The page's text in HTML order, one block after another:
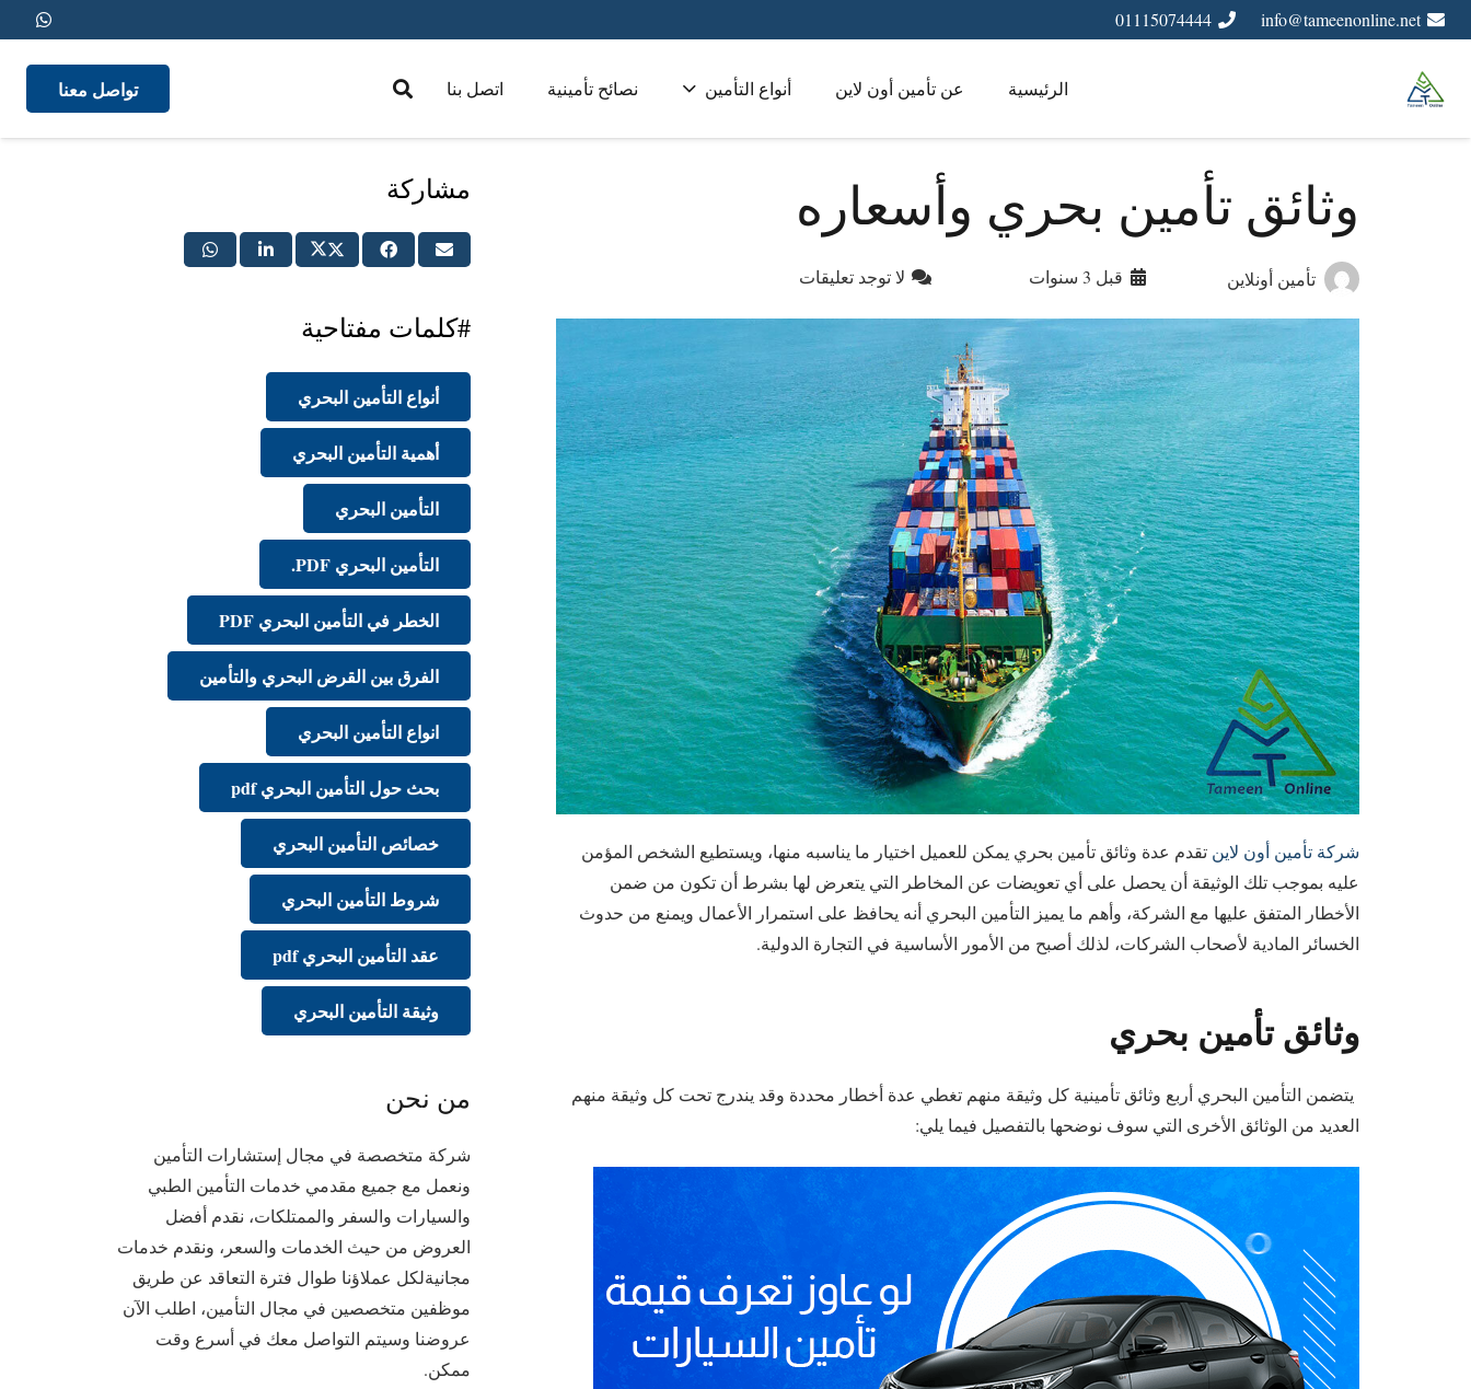
info@tameenonline.net
01115074444
الرئيسية عن تأمين أون لاين أنواع التأمين نصائح تأمينية اتصل بنا تواصل معنا
وثائق تأمين بحري وأسعاره
تأمين أونلاين قبل 3 سنوات لا توجد تعليقات
شركة تأمين أون لاين تقدم عدة وثائق تأمين بحري يمكن للعميل اختيار ما يناسبه منها، ويستطيع الشخص المؤمن
عليه بموجب تلك الوثيقة أن يحصل على أي تعويضات عن المخاطر التي يتعرض لها بشرط أن تكون من ضمن
الأخطار المتفق عليها مع الشركة، وأهم ما يميز التأمين البحري أنه يحافظ على استمرار الأعمال ويمنع من حدوث
الخسائر المادية لأصحاب الشركات، لذلك أصبح من الأمور الأساسية في التجارة الدولية.
وثائق تأمين بحري
يتضمن التأمين البحري أربع وثائق تأمينية كل وثيقة منهم تغطي عدة أخطار محددة وقد يندرج تحت كل وثيقة منهم
العديد من الوثائق الأخرى التي سوف نوضحها بالتفصيل فيما يلي:
مشاركة
#كلمات مفتاحية
أنواع التأمين البحري
أهمية التأمين البحري
التأمين البحري
التأمين البحري PDF.
الخطر في التأمين البحري PDF
الفرق بين القرض البحري والتأمين
انواع التأمين البحري
بحث حول التأمين البحري pdf
خصائص التأمين البحري
شروط التأمين البحري
عقد التأمين البحري pdf
وثيقة التأمين البحري
من نحن
شركة متخصصة في مجال إستشارات التأمين
ونعمل مع جميع مقدمي خدمات التأمين الطبي
والسيارات والسفر والممتلكات، نقدم أفضل
العروض من حيث الخدمات والسعر، ونقدم خدمات
مجانيةلكل عملاؤنا طوال فترة التعاقد عن طريق
موظفين متخصصين في مجال التأمين، اطلب الآن
عروضنا وسيتم التواصل معك في أسرع وقت
ممكن.